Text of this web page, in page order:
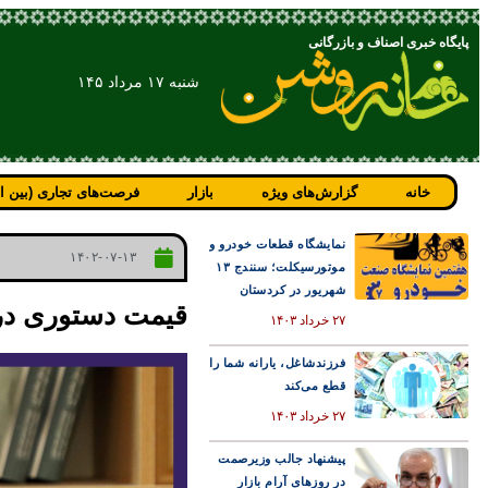
پایگاه خبری اصناف و بازرگانی
شنبه ۱۷ مرداد ۱۴۵
خانه گزارش‌های ویژه بازار فرصت‌های تجاری (بین
نمایشگاه قطعات خودرو و
موتورسیکلت؛ سنندج ۱۳
شهریور در کردستان
۲۷ خرداد ۱۴۰۳
فرزندشاغل، یارانه شما را
قطع می‌کند
۲۷ خرداد ۱۴۰۳
پیشنهاد جالب وزیرصمت
در روزهای آرام بازار
۱۴۰۲-۰۷-۱۳
قیمت دستوری